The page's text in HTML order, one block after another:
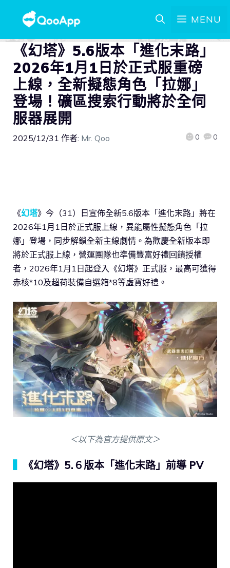
MENU
《幻塔》5.6版本「進化末路」
2026年1月1日於正式服重磅
上線，全新擬態角色「拉娜」
登場！礦區搜索行動將於全伺
服器展開
2025/12/31 作者: Mr. Qoo 0 0
《幻塔》今（31）日宣佈全新5.6版本「進化末路」將在
2026年1月1日於正式服上線，異能屬性擬態角色「拉
娜」登場，同步解鎖全新主線劇情。為歡慶全新版本即
將於正式服上線，營運團隊也準備豐富好禮回饋授權
者，2026年1月1日起登入《幻塔》正式服，最高可獲得
赤核*10及超荷裝備自選箱*8等虛寶好禮。
＜以下為官方提供原文＞
《幻塔》5.６版本「進化末路」前導 PV